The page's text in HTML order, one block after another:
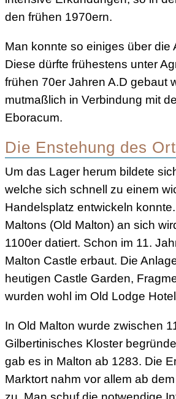
den frühen 1970ern.
Man konnte so einiges über die
Diese dürfte frühestens unter
frühen 70er Jahren A.D gebaut
mutmaßlich in Verbindung mit
Eboracum.
Die Enstehung des
Um das Lager herum bildete
welche sich schnell zu einem
Handelsplatz entwickeln
Maltons (Old Malton) an sich
1100er datiert. Schon im 11.
Malton Castle erbaut. Die
heutigen Castle Garden,
wurden wohl im Old Lodge
In Old Malton wurde zwischen
Gilbertinisches Kloster
gab es in Malton ab 1283. Die
Marktort nahm vor allem ab